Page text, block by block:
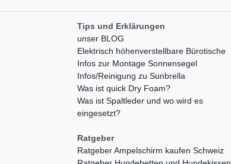
Tips und Erklärungen
unser BLOG
Elektrisch höhenverstellbare Bürotische
Infos zur Montage Sonnensegel
Infos/Reinigung zu Sunbrella
Was ist quick Dry Foam?
Was ist Spaltleder und wo wird es
eingesetzt?
Ratgeber
Ratgeber Ampelschirm kaufen Schweiz